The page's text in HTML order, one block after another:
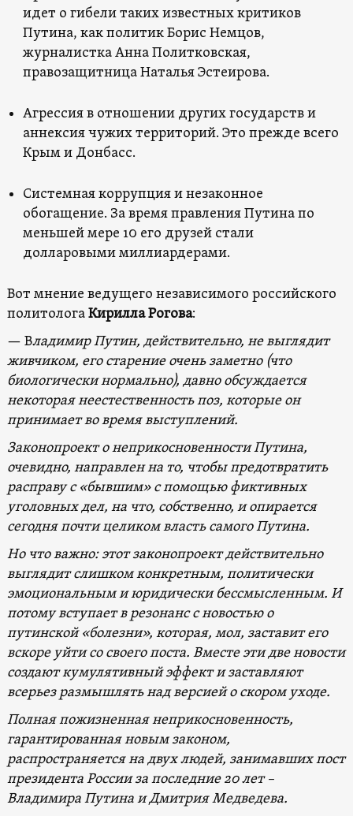
идет о гибели таких известных критиков
Путина, как политик Борис Немцов,
журналистка Анна Политковская,
правозащитница Наталья Эстеирова.
Агрессия в отношении других государств и
аннексия чужих территорий. Это прежде всего
Крым и Донбасс.
Системная коррупция и незаконное
обогащение. За время правления Путина по
меньшей мере 10 его друзей стали
долларовыми миллиардерами.
Вот мнение ведущего независимого российского
политологаКирилла Рогова:
— Владимир Путин, действительно, не выглядит
живчиком, его старение очень заметно (что
биологически нормально), давно обсуждается
некоторая неестественность поз, которые он
принимает во время выступлений.
Законопроект о неприкосновенности Путина,
очевидно, направлен на то, чтобы предотвратить
расправу с «бывшим» с помощью фиктивных
уголовных дел, на что, собственно, и опирается
сегодня почти целиком власть самого Путина.
Но что важно: этот законопроект действительно
выглядит слишком конкретным, политически
эмоциональным и юридически бессмысленным. И
потому вступает в резонанс с новостью о
путинской «болезни», которая, мол, заставит его
вскоре уйти со своего поста. Вместе эти две новости
создают кумулятивный эффект и заставляют
всерьез размышлять над версией о скором уходе.
Полная пожизненная неприкосновенность,
гарантированная новым законом,
распространяется на двух людей, занимавших пост
президента России за последние 20 лет –
Владимира Путина и Дмитрия Медведева.